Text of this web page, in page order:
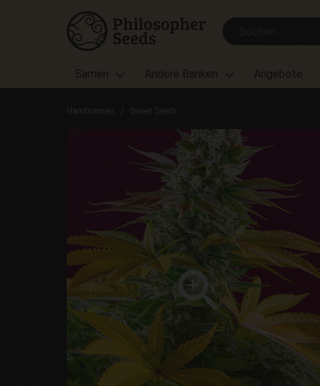
Samen Andere Banken Angebote
Hamfsamen Sweet Seeds